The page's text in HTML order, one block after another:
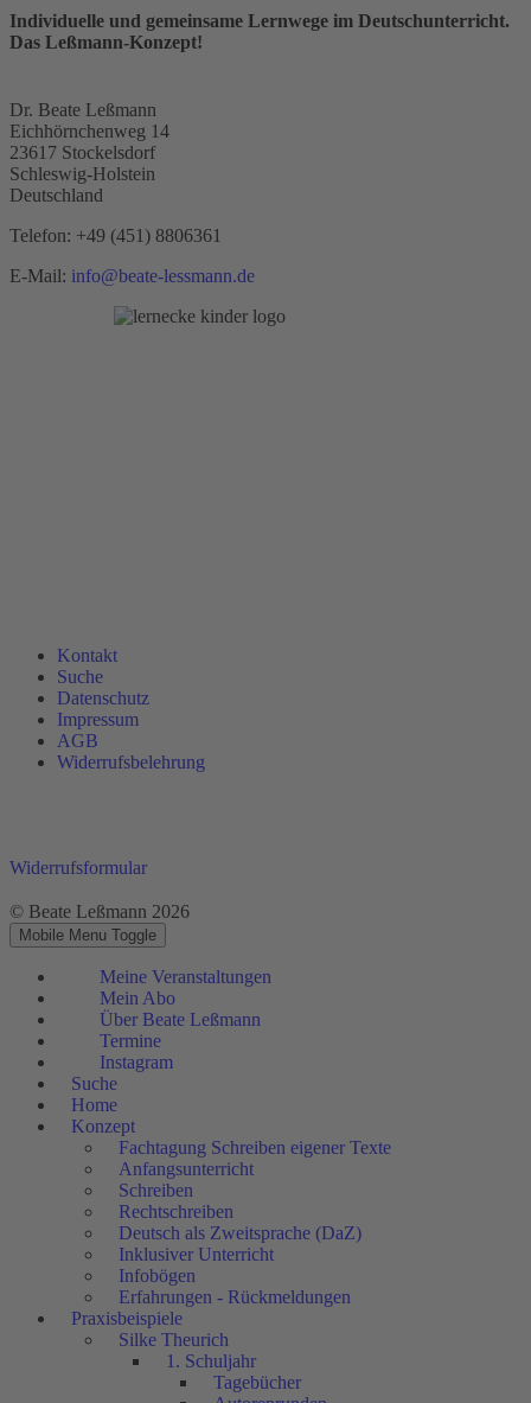
Individuelle und gemeinsame Lernwege im Deutschunterricht.
Das Leßmann-Konzept!
Dr. Beate Leßmann
Eichhörnchenweg 14
23617 Stockelsdorf
Schleswig-Holstein
Deutschland
Telefon: +49 (451) 8806361
E-Mail: info@beate-lessmann.de
Kontakt
Suche
Datenschutz
Impressum
AGB
Widerrufsbelehrung
Widerrufsformular
© Beate Leßmann 2026
Mobile Menu Toggle
Meine Veranstaltungen
Mein Abo
Über Beate Leßmann
Termine
Instagram
Suche
Home
Konzept
Fachtagung Schreiben eigener Texte
Anfangsunterricht
Schreiben
Rechtschreiben
Deutsch als Zweitsprache (DaZ)
Inklusiver Unterricht
Infobögen
Erfahrungen - Rückmeldungen
Praxisbeispiele
Silke Theurich
1. Schuljahr
Tagebücher